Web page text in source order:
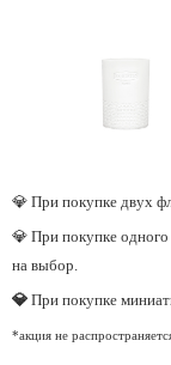
💎 При покупке двух
💎 При покупке
на выбор.
💎 При покупке
*акция не